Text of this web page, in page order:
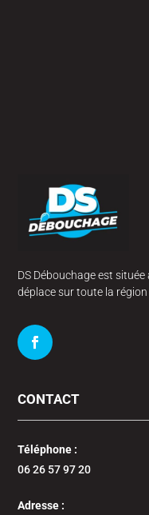
DS Débouchage est
déplace sur toute la région
CONTACT
Téléphone :
06 26 57 97 20
Adresse :